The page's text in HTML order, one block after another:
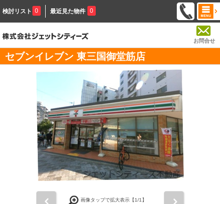
検討リスト 0 最近見た物件 0
お問合せ
セブンイレブン 東三国御堂筋店
画像タップで拡大表示【1/1】